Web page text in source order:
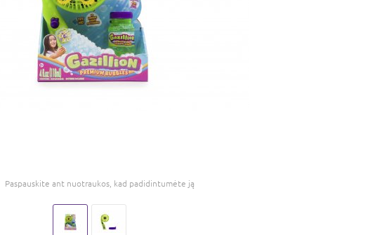
Paspauskite ant nuotraukos, kad padidintumėte ją